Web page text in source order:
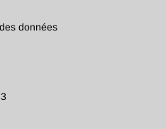
données